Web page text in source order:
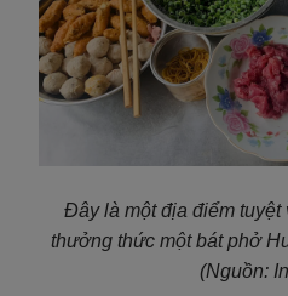
Đây là một địa điểm tuyệt
thưởng thức một bát phở
(Nguồn: